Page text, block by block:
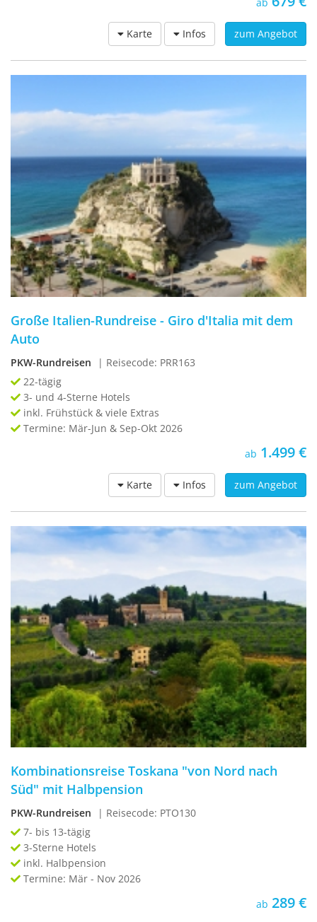
Karte Infos zum Angebot
Große Italien-Rundreise - Giro d'Italia mit dem
Auto
PKW-Rundreisen
| Reisecode: PRR163
22-tägig
3- und 4-Sterne Hotels
inkl. Frühstück & viele Extras
Termine: Mär-Jun & Sep-Okt 2026
ab 1.499 €
Karte Infos zum Angebot
Kombinationsreise Toskana "von Nord nach
Süd" mit Halbpension
PKW-Rundreisen
| Reisecode: PTO130
7- bis 13-tägig
3-Sterne Hotels
inkl. Halbpension
Termine: Mär - Nov 2026
ab 289 €